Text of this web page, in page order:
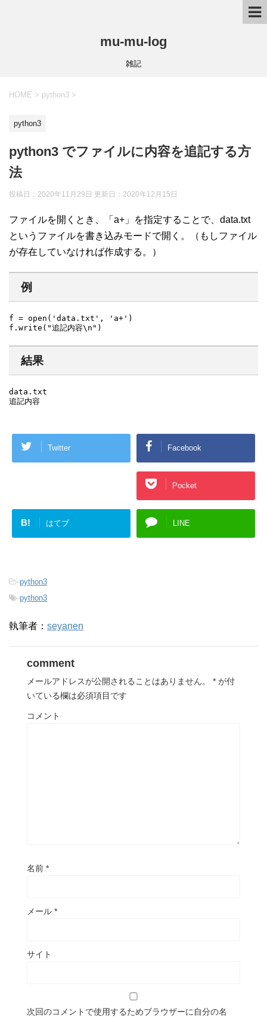
mu-mu-log
雑記
HOME > python3 >
python3
python3 でファイルに内容を追記する方
法
投稿日：2020年11月29日 更新日： 2020年12月15日
ファイルを開くとき、「a+」を指定することで、data.txt
というファイルを書き込みモードで開く。（もしファイル
が存在していなければ作成する。）
例
f = open('data.txt', 'a+')
f.write("追記内容\n")
結果
data.txt
追記内容
Twitter Facebook
Pocket
B! はてブ LINE
-python3
-python3
執筆者： seyanen
comment
メールアドレスが公開されることはありません。 * が付
いている欄は必須項目です
コメント
名前 *
メール *
サイト
次回のコメントで使用するためブラウザーに自分の名